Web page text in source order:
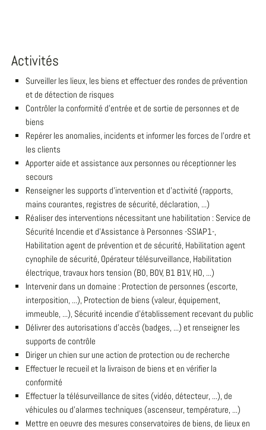
Activités
Surveiller les lieux, les biens et effectuer des rondes de prévention
et de détection de risques
Contrôler la conformité d'entrée et de sortie de personnes et de
biens
Repérer les anomalies, incidents et informer les forces de l'ordre et
les clients
Apporter aide et assistance aux personnes ou réceptionner les
secours
Renseigner les supports d'intervention et d'activité (rapports,
mains courantes, registres de sécurité, déclaration, ...)
Réaliser des interventions nécessitant une habilitation : Service de
Sécurité Incendie et d'Assistance à Personnes -SSIAP1-,
Habilitation agent de prévention et de sécurité, Habilitation agent
cynophile de sécurité, Opérateur télésurveillance, Habilitation
électrique, travaux hors tension (B0, B0V, B1 B1V, H0, ...)
Intervenir dans un domaine : Protection de personnes (escorte,
interposition, ...), Protection de biens (valeur, équipement,
immeuble, ...), Sécurité incendie d'établissement recevant du public
Délivrer des autorisations d'accès (badges, ...) et renseigner les
supports de contrôle
Diriger un chien sur une action de protection ou de recherche
Effectuer le recueil et la livraison de biens et en vérifier la
conformité
Effectuer la télésurveillance de sites (vidéo, détecteur, ...), de
véhicules ou d'alarmes techniques (ascenseur, température, ...)
Mettre en oeuvre des mesures conservatoires de biens, de lieux en